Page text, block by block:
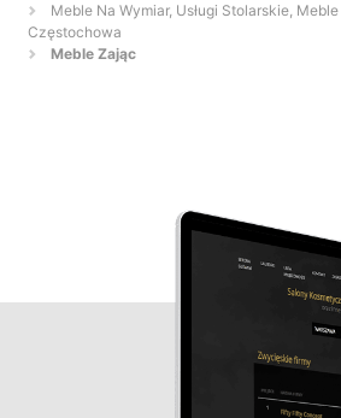
Meble Na Wymiar, Usługi Stolarskie,
Częstochowa
Meble Zając